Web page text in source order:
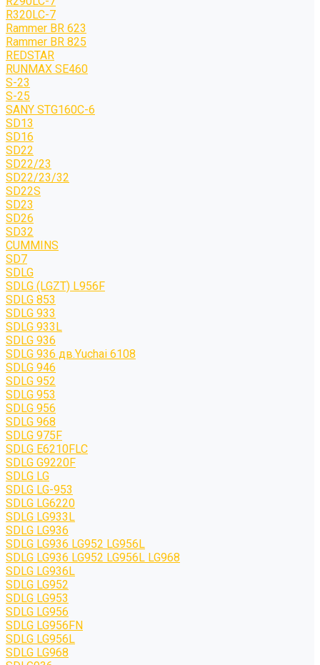
R320LC-7
Rammer BR 623
Rammer BR 825
REDSTAR
RUNMAX SE460
S-23
S-25
SANY STG160C-6
SD13
SD16
SD22
SD22/23
SD22/23/32
SD22S
SD23
SD26
SD32
CUMMINS
SD7
SDLG
SDLG (LGZT) L956F
SDLG 853
SDLG 933
SDLG 933L
SDLG 936
SDLG 936 дв.Yuchai 6108
SDLG 946
SDLG 952
SDLG 953
SDLG 956
SDLG 968
SDLG 975F
SDLG E6210FLC
SDLG G9220F
SDLG LG
SDLG LG-953
SDLG LG6220
SDLG LG933L
SDLG LG936
SDLG LG936 LG952 LG956L
SDLG LG936 LG952 LG956L LG968
SDLG LG936L
SDLG LG952
SDLG LG953
SDLG LG956
SDLG LG956FN
SDLG LG956L
SDLG LG968